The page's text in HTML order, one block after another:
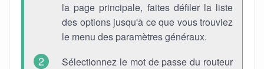
la page principale, faites défiler la liste
des options jusqu'à ce que vous trouviez
le menu des paramètres généraux.
Sélectionnez le mot de passe du routeur